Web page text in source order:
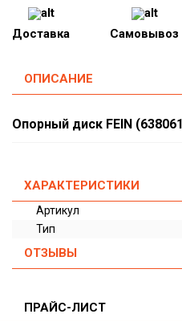
Доставка Самовывоз
ОПИСАНИЕ
Опорный диск FEIN
ХАРАКТЕРИСТИКИ
Артикул
Тип
ОТЗЫВЫ
ПРАЙС-ЛИСТ